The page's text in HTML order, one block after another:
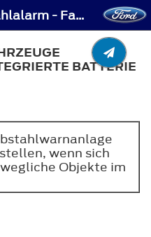
Sicherheit - Diebstahlalarm - Fahrzeuge ausgestattet mit Integrierte Batterie
BATTERIE
wenn sich
Objekte im